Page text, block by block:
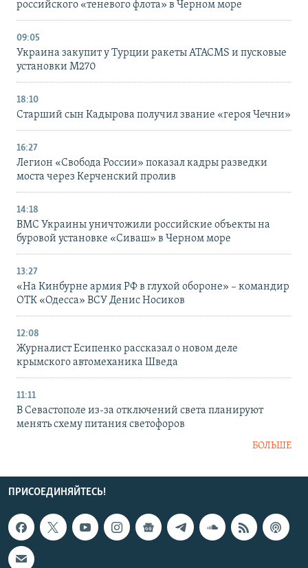
российского «теневого флота» в Черном море
09:05
Украина закупит у Турции ракеты ATACMS и пусковые
установки M270
18:10
Старший сын Кадырова получил звание «героя Чечни»
16:27
Легион «Свобода России» показал кадры разведки
моста через Керченский пролив
14:18
ВМС Украины уничтожили российские объекты на
буровой установке «Сиваш» в Черном море
13:27
«На Кинбурне армия РФ в глухой обороне» – командир
ОТК «Одесса» ВСУ Денис Носиков
12:08
Журналист Есипенко рассказал о новом деле
крымского автомеханика Шведа
11:11
В Севастополе из-за отключений света планируют
менять схему питания светофоров
БОЛЬШЕ
ПРИСОЕДИНЯЙТЕСЬ!